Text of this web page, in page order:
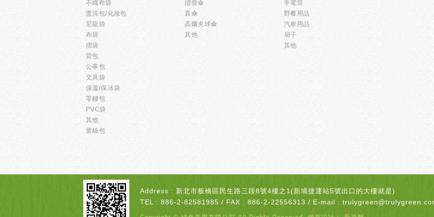
不織布袋
盥洗包/化妝包
尼龍袋
布袋
摺袋
背包
公事包
文具袋
保溫/保冰袋
零錢包
PVC袋
其他
蕾絲包
摺疊傘
直傘
高爾夫球傘
其他
手電筒
野餐用品
汽車用品
扇子
其他
Address : 新北市板橋區民生路三段8號4樓之1(新埔捷運站5號出口的大樓就是)
TEL : 886-2-82581985 / FAX : 886-2-22556313 / E-mail :